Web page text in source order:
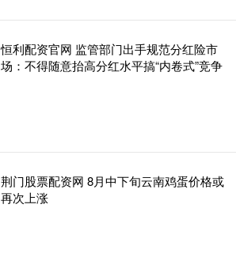
恒利配资官网 监管部门出手规范分红险市
场：不得随意抬高分红水平搞“内卷式”竞争
荆门股票配资网 8月中下旬云南鸡蛋价格或
再次上涨